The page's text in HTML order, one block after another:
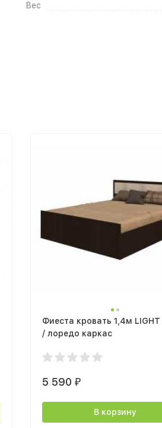
Вес
Фиеста кровать 1,4м LIGHT
/ лоредо каркас
5 590 ₽
В корзину